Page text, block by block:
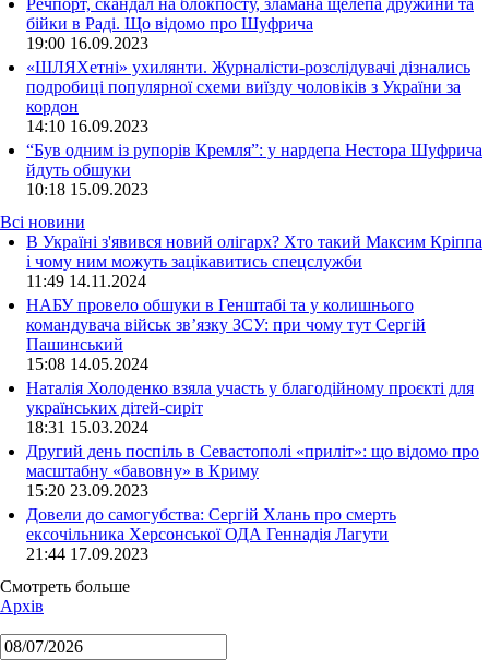
бійки в Раді. Що відомо про Шуфрича
19:00 16.09.2023
«ШЛЯХетні» ухилянти. Журналісти-розслідувачі дізнались
подробиці популярної схеми виїзду чоловіків з України за
кордон
14:10 16.09.2023
“Був одним із рупорів Кремля”: у нардепа Нестора Шуфрича
йдуть обшуки
10:18 15.09.2023
Всі новини
В Україні з'явився новий олігарх? Хто такий Максим Кріппа
і чому ним можуть зацікавитись спецслужби
11:49 14.11.2024
НАБУ провело обшуки в Генштабі та у колишнього
командувача військ зв’язку ЗСУ: при чому тут Сергій
Пашинський
15:08 14.05.2024
Наталія Холоденко взяла участь у благодійному проєкті для
українських дітей-сиріт
18:31 15.03.2024
Другий день поспіль в Севастополі «приліт»: що відомо про
масштабну «бавовну» в Криму
15:20 23.09.2023
Довели до самогубства: Сергій Хлань про смерть
ексочільника Херсонської ОДА Геннадія Лагути
21:44 17.09.2023
Смотреть больше
Архів